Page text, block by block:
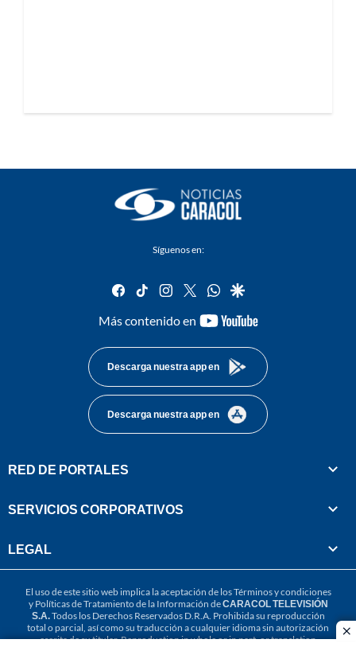
Síguenos en:
facebook
tiktok instagram
twitterwhatsapp
google
Más contenido en
youtube-
Descarga nuestra app en
Descarga nuestra app en
RED DE PORTALES
SERVICIOS CORPORATIVOS
LEGAL
El uso de este sitio web implica la aceptación de losTérminos y condiciones
y Políticas de Tratamiento de la Información deCARACOL TELEVISIÓN
S.A.Todos los Derechos Reservados D.R.A. Prohibida su reproducción
total o parcial, así como su traducción a cualquier idioma sin autorización
escrita de su titular. Reproduction in whole or in part, or translation